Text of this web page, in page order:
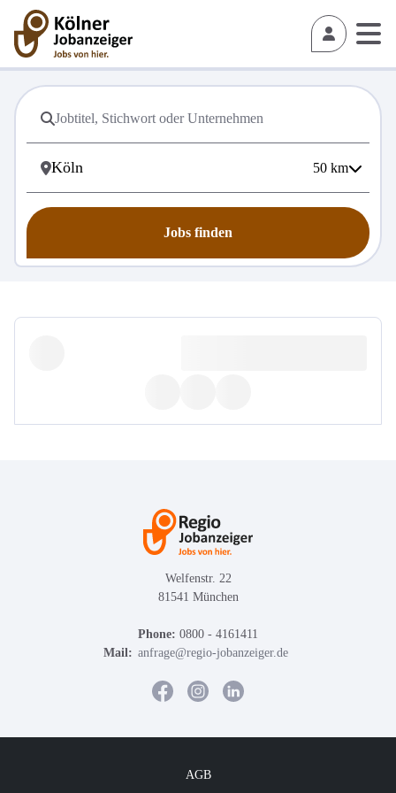
50 km
Jobs finden
Welfenstr. 22
81541 München
Phone: 0800 - 4161411
Mail: anfrage@regio-jobanzeiger.de
AGB